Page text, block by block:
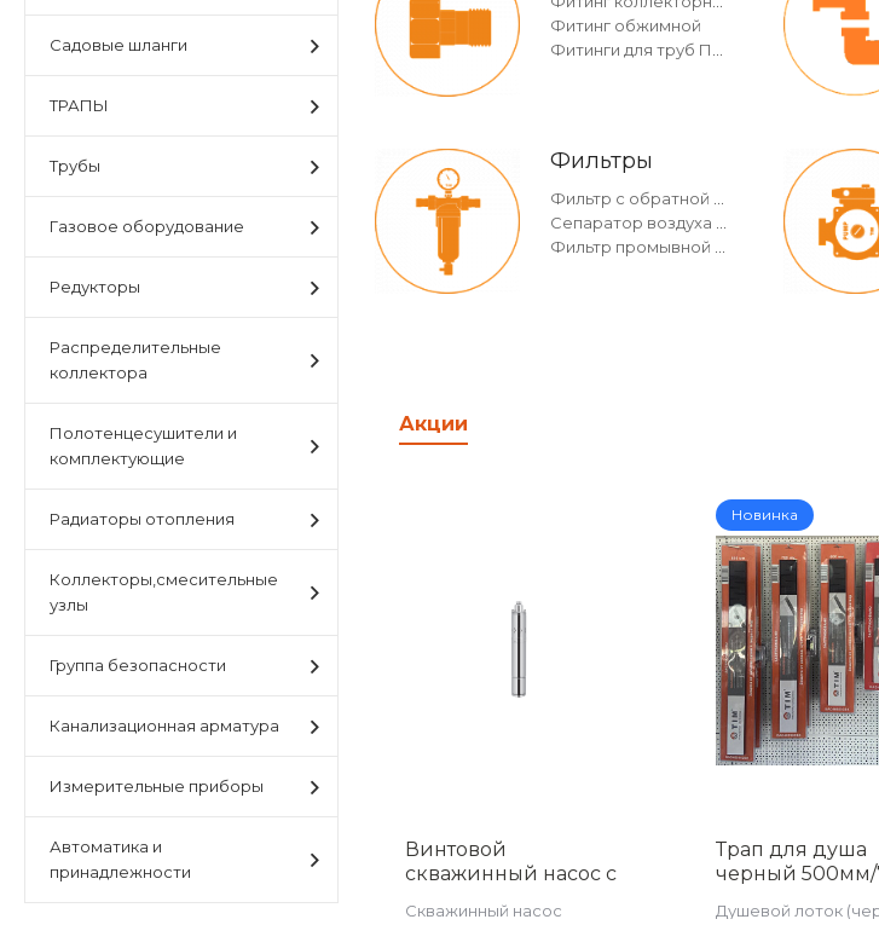
Садовые шланги
ТРАПЫ
Трубы
Газовое оборудование
Редукторы
Распределительные
коллектора
Полотенцесушители и
комплектующие
Радиаторы отопления
Коллекторы,смесительные
узлы
Группа безопасности
Канализационная арматура
Измерительные приборы
Автоматика и
принадлежности
Фитинг обжимной
Фильтры
Акции
Винтовой
скважинный насос с
Скважинный насос
Новинка
Трап для душа
черный
Душевой лоток